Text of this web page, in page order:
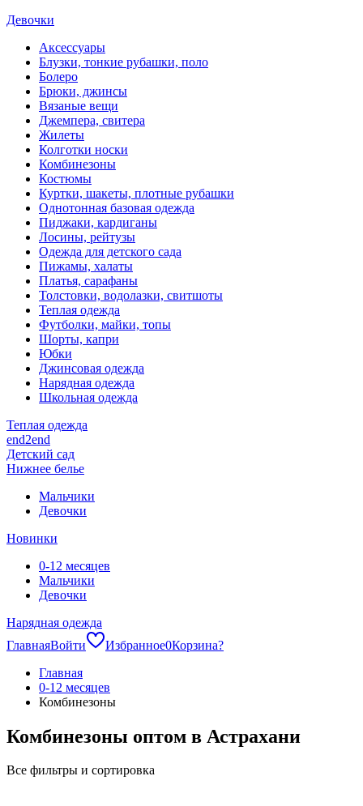
Девочки
Аксессуары
Блузки, тонкие рубашки, поло
Болеро
Брюки, джинсы
Вязаные вещи
Джемпера, свитера
Жилеты
Колготки носки
Комбинезоны
Костюмы
Куртки, шакеты, плотные рубашки
Однотонная базовая одежда
Пиджаки, кардиганы
Лосины, рейтузы
Одежда для детского сада
Пижамы, халаты
Платья, сарафаны
Толстовки, водолазки, свитшоты
Теплая одежда
Футболки, майки, топы
Шорты, капри
Юбки
Джинсовая одежда
Нарядная одежда
Школьная одежда
Теплая одежда
end2end
Детский сад
Нижнее белье
Мальчики
Девочки
Новинки
0-12 месяцев
Мальчики
Девочки
Нарядная одежда
ГлавнаяВойти Избранное0Корзина?
Главная
0-12 месяцев
Комбинезоны
Комбинезоны оптом в Астрахани
Все фильтры и сортировка